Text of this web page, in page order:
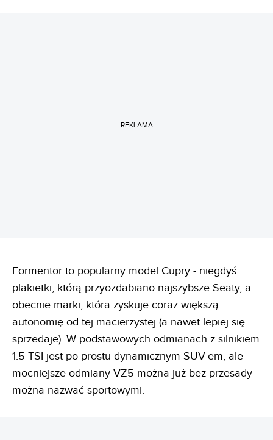
REKLAMA
Formentor to popularny model Cupry - niegdyś
plakietki, którą przyozdabiano najszybsze Seaty, a
obecnie marki, która zyskuje coraz większą
autonomię od tej macierzystej (a nawet lepiej się
sprzedaje). W podstawowych odmianach z silnikiem
1.5 TSI jest po prostu dynamicznym SUV-em, ale
mocniejsze odmiany VZ5 można już bez przesady
można nazwać sportowymi.